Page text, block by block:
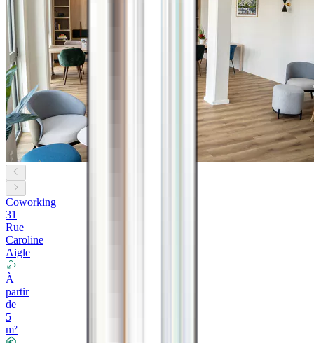
Coworking
31
Rue
Caroline
Aigle
À
partir
de
5
m²